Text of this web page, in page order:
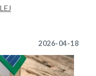
2026-04-18